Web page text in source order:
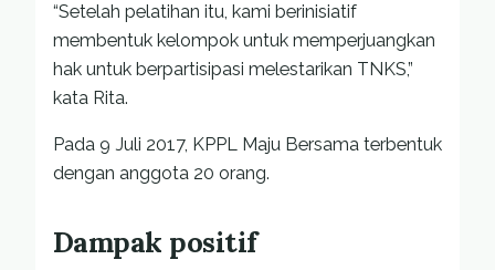
“Setelah pelatihan itu, kami berinisiatif
membentuk kelompok untuk memperjuangkan
hak untuk berpartisipasi melestarikan TNKS,”
kata Rita.
Pada 9 Juli 2017, KPPL Maju Bersama terbentuk
dengan anggota 20 orang.
Dampak positif